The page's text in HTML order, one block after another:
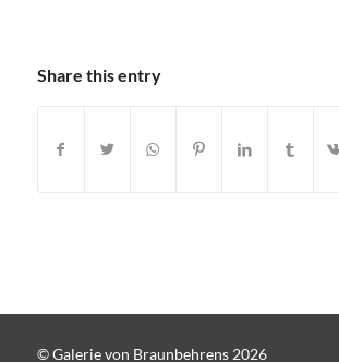
Share this entry
© Galerie von Braunbehrens 2026